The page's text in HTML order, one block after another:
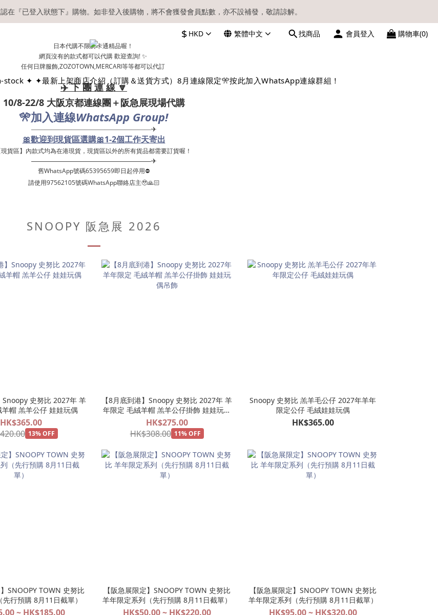
】內款式均為在港現貨，現貨區以外的所有貨品都需要訂貨喔！
在『已登入狀態下』購物。如非登入後購物，將不會獲發會員點數，亦不設補發，敬請諒解。
／本地及國際郵遞寄出後，本店只會以電郵通知出貨，下單後敬請留意電郵信箱。
區】內款式均為在港現貨，現貨區以外的所有貨品都需要訂貨喔！
$ HKD 繁體中文 找商品 會員登入 購物車(0)
stock ✦ ✦最新上架商店介紹（訂購＆送貨方式） 8月連線限定🎌按此加入WhatsApp連線群組！
日本代購不限於卡通精品喔！
網頁沒有的款式都可以代購 歡迎查詢! ✨
任何日牌服飾,ZOZOTOWN,MERCARI等等都可以代訂
✈️ 下 團 連 線 🔽
10/8-22/8 大阪京都連線團＋阪急展現場代購
🎌加入連線WhatsApp Group!
——————————————————✈
🎀歡迎到現貨區選購🎀1-2個工作天寄出
現貨區】內款式均為在港現貨，現貨區以外的所有貨品都需要訂貨喔！
——————————————————✈
舊WhatsApp號碼65395659即日起停用⛔️
請使用97562105號碼WhatsApp聯絡店主🥹🙏🏻
SNOOPY 阪急展 2026
Snoopy 史努比 2027年 羊
帽 羔羊公仔 娃娃玩偶
HK$365.00
13% OFF
【8月底到港】Snoopy 史努比 2027年 羊
年限定 毛絨羊帽 羔羊公仔掛飾 娃娃玩偶
吊飾
HK$275.00
HK$308.00 11% OFF
Snoopy 史努比 羔羊毛公仔 2027年羊年
限定公仔 毛絨娃娃玩偶
HK$365.00
】SNOOPY TOWN 史努比
行預購 8月11日截單）
~ HK$185.00
【阪急展限定】SNOOPY TOWN 史努比
羊年限定系列（先行預購 8月11日截單）
HK$50.00 ~ HK$220.00
【阪急展限定】SNOOPY TOWN 史努比
羊年限定系列（先行預購 8月11日截單）
HK$95.00 ~ HK$320.00